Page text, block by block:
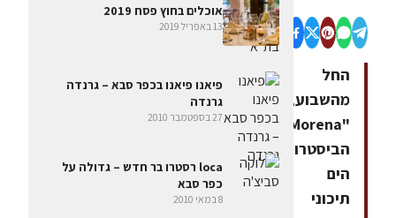
החל
מהשבוע,
"Morena",
הביסטרו
הים
תיכוני
אוכלים בחוץ פסח 2019
13 באפריל 2019
פיאנו פיאנו בכפר סבא – גרנדה
גרנדה
27 בספטמבר 2010
loca רסטרו בר חדש – גדולה על
כפר סבא
8 במאי 2010